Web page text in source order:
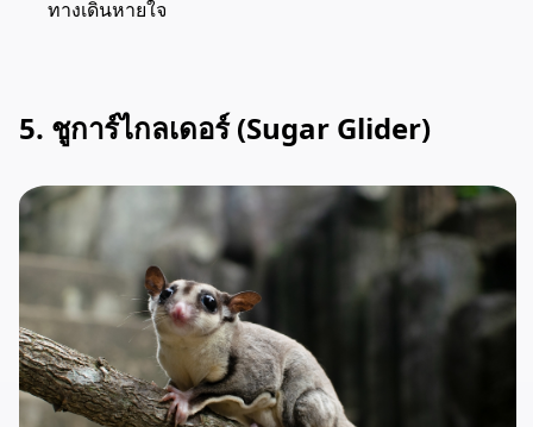
ทางเดินหายใจ
5. ชูการ์ไกลเดอร์ (Sugar Glider)